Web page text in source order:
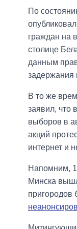
По
граждан на
столице
данным
задержания
В то же
заявил, что
выборов в
акций
интернет и
Напомним,
Минска
пригородов